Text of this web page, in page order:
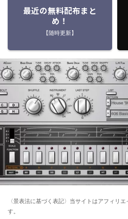
最近の無料配布まと
め！
【随時更新】
〈景表法に基づく表記〉当サイトはアフィリ
す。